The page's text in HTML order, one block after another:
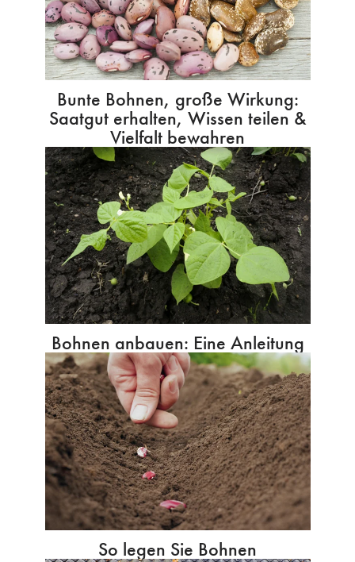
Bunte Bohnen, große Wirkung:
Saatgut erhalten, Wissen teilen &
Vielfalt bewahren
Bohnen anbauen: Eine Anleitung
So legen Sie Bohnen